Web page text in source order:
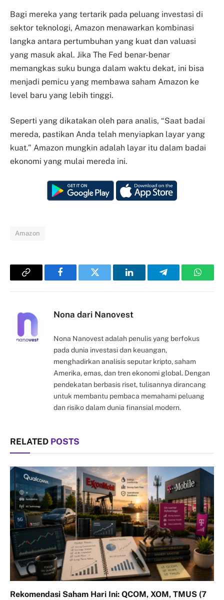
Bagi mereka yang tertarik pada peluang investasi di
sektor teknologi, Amazon menawarkan kombinasi
langka antara pertumbuhan yang kuat dan valuasi
yang masuk akal. Jika The Fed benar-benar
memangkas suku bunga dalam waktu dekat, ini bisa
menjadi pemicu yang membawa saham Amazon ke
level baru yang lebih tinggi.
Seperti yang dikatakan oleh para analis, “Saat badai
mereda, pastikan Anda telah menyiapkan layar yang
kuat.” Amazon mungkin adalah layar itu dalam badai
ekonomi yang mulai mereda ini.
Amazon
Copy
FacebookTwitter LinkedInTelegram
Nona dari Nanovest
Nona Nanovest adalah penulis yang berfokus
pada dunia investasi dan keuangan,
menghadirkan analisis seputar kripto, saham
Amerika, emas, dan tren ekonomi global. Dengan
pendekatan berbasis riset, tulisannya dirancang
untuk membantu pembaca memahami peluang
dan risiko dalam dunia finansial modern.
RELATED POSTS
Rekomendasi Saham Hari Ini: QCOM, XOM, TMUS (7